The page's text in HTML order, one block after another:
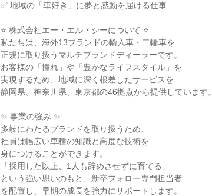
✅ 地域の「車好き」に夢と感動を届ける仕事
⭐ 株式会社エー・エル・シーについて ⭐
私たちは、海外13ブランドの輸入車・二輪車を
正規に取り扱うマルチブランドディーラーです。
お客様の「憧れ」や「豊かなライフスタイル」を
実現するため、地域に深く根差したサービスを
静岡県、神奈川県、東京都の46拠点から提供しています。
✨ 事業の強み ✨
多岐にわたるブランドを取り扱うため、
社員は幅広い車種の知識と高度な技術を
身につけることができます。
「採用した以上、1人も辞めさせずに育てる」
という強い思いのもと、新卒フォロー専門担当者
を配置し、早期の成長を強力にサポートします。